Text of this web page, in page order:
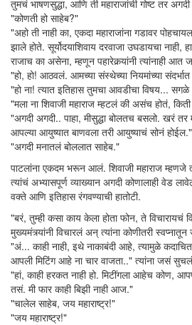
तुमचं भाषणसुद्धा, आणि ती महाराजांची गोष्ट तर
"कोणती हो साहेब?"
"अहो ती नाही का, एकदा महाराजांना गडावर
झाले होते. सूर्योदयाशिवाय दरवाजा उघडायचा नाही,
राजाच का असेना, म्हणून पहारेकर्‍यांनी त्यांनाही आत
"हो, हो! आठवलं. आमच्या संस्थेच्या नियमांच्या संदर्भात
"हो ना! त्यात इतिहास तुमचा आवडीचा विषय...
"मला ना शिवाजी महाराज म्हटलं की असंच होतं,
"अगदी अगदी.. पाहा, मीसुद्धा बोलतच बसलो. खरं
आपल्या आयुष्यात बाणवला तरी आयुष्याचं सोनं होईल."
"अगदी मनातलं बोललात साहेब."
पाटलांना एकदम भरून आलं. शिवाजी महाराज म्हणजे
त्यांचं अभ्यासपूर्ण व्याख्यान अगदी कोणालाही वेड
वक्ते आणि इतिहास रंगवण्याची हातोटी.
"बरं, तुम्ही कसा काय केला होता फोन, ते विचारायचं
मुख्यमंत्र्यांनी विचारलं अन् त्यांना कोणीतरी
"अं... काही नाही, इथे नाकाबंदी आहे, त्यामुळे
आपली मिटिंग आहे ना चार वाजता.." त्यांना जसं
"हां, काही हरकत नाही हो. मिटींगला आहेच कोण,
तसं. मी फार काही बिझी नाही आज."
"चालेल साहेब, जय महाराष्ट्र!"
"जय महाराष्ट्र!"